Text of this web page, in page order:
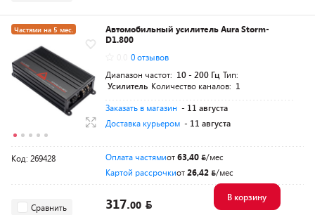
Частями на 5 мес.
Автомобильный усилитель Aura Storm-
D1.800
0 отзывов
Диапазон частот: 10 - 200 Гц Тип:
Усилитель Количество каналов: 1
Заказать в магазин - 11 августа
Доставка курьером - 11 августа
Код: 269428 Оплата частямиот63,40
/мес
Картой рассрочкиот26,42 /мес
Сравнить 317.00
В корзину